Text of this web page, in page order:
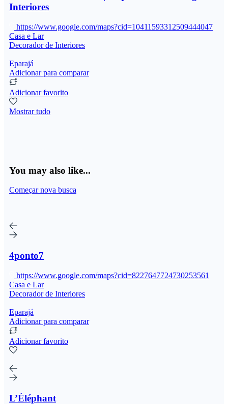
Interiores
https://www.google.com/maps?cid=10411593312509444047
Casa e Lar
Decorador de Interiores
Eparajá
Adicionar para comparar
Adicionar favorito
Mostrar tudo
You may also like...
Começar nova busca
4ponto7
https://www.google.com/maps?cid=8227647724730253561
Casa e Lar
Decorador de Interiores
Eparajá
Adicionar para comparar
Adicionar favorito
L’Éléphant